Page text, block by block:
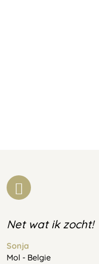
Net wat ik zocht!
Sonja
Mol - Belgie